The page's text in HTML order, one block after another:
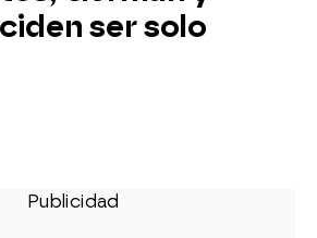
ser solo